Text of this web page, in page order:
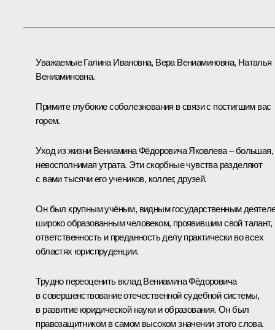
Уважаемые Галина Ивановна, Вера Вениаминовна, Наталья
Вениаминовна.
Примите глубокие соболезнования в связи с постигшим вас
горем.
Уход из жизни Вениамина Фёдоровича Яковлева – большая,
невосполнимая утрата. Эти скорбные чувства разделяют
с вами тысячи его учеников, коллег, друзей.
Он был крупным учёным, видным государственным
широко образованным человеком, проявившим свой талант,
ответственность и преданность делу практически во всех
областях юриспруденции.
Трудно переоценить вклад Вениамина Фёдоровича
в совершенствование отечественной судебной системы,
в развитие юридической науки и образования. Он был
правозащитником в самом высоком значении этого слова.